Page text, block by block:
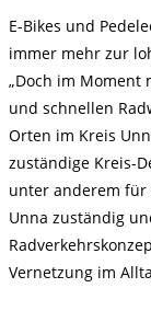
E-Bikes und
immer mehr zur
„Doch im Moment
und schnellen
Orten im Kreis
zuständige Kreis-
unter anderem für
Unna zuständig
Vernetzung im